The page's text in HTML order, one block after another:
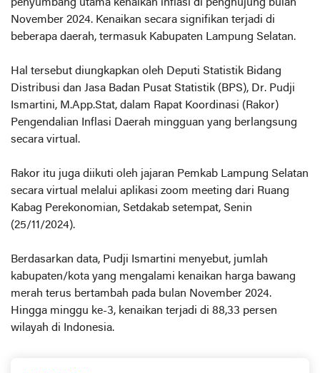
penyumbang utama kenaikan inflasi di penghujung bulan
November 2024. Kenaikan secara signifikan terjadi di
beberapa daerah, termasuk Kabupaten Lampung Selatan.
Hal tersebut diungkapkan oleh Deputi Statistik Bidang
Distribusi dan Jasa Badan Pusat Statistik (BPS), Dr. Pudji
Ismartini, M.App.Stat, dalam Rapat Koordinasi (Rakor)
Pengendalian Inflasi Daerah mingguan yang berlangsung
secara virtual.
Rakor itu juga diikuti oleh jajaran Pemkab Lampung Selatan
secara virtual melalui aplikasi zoom meeting dari Ruang
Kabag Perekonomian, Setdakab setempat, Senin
(25/11/2024).
Berdasarkan data, Pudji Ismartini menyebut, jumlah
kabupaten/kota yang mengalami kenaikan harga bawang
merah terus bertambah pada bulan November 2024.
Hingga minggu ke-3, kenaikan terjadi di 88,33 persen
wilayah di Indonesia.